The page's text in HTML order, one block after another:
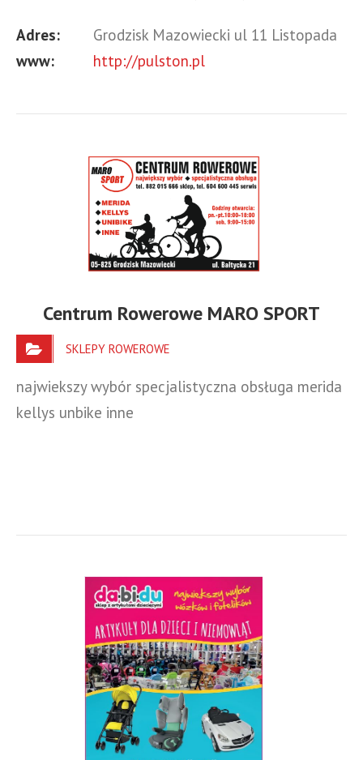
Adres:
Grodzisk Mazowiecki ul 11 Listopada
www:
http://pulston.pl
Centrum Rowerowe MARO SPORT
SKLEPY ROWEROWE
najwiekszy wybór specjalistyczna obsługa merida
kellys unbike inne